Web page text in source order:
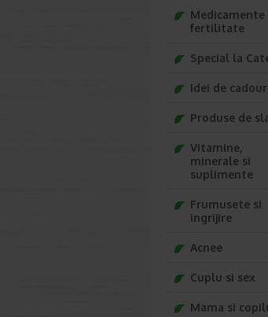
Medicamente
fertilitate
Special la
Idei de
Produse de
Vitamine,
minerale si
suplimente
Frumusete si
ingrijire
Acnee
Cuplu si sex
Mama si